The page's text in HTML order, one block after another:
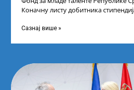
Коначну листу добитника
Сазнај више »